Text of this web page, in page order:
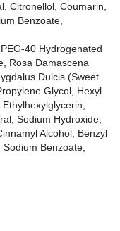
Citronellol, Coumarin,
Benzoate,
40 Hydrogenated
Rosa Damascena
Dulcis (Sweet
Glycol, Hexyl
Sodium Hydroxide,
Alcohol, Benzyl
Benzoate,